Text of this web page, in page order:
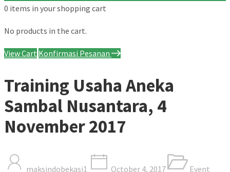
0 items in your shopping cart
No products in the cart.
View Cart Konfirmasi Pesanan
Training Usaha Aneka
Sambal Nusantara, 4
November 2017
maksindobekasi1 October 4, 2017
Event